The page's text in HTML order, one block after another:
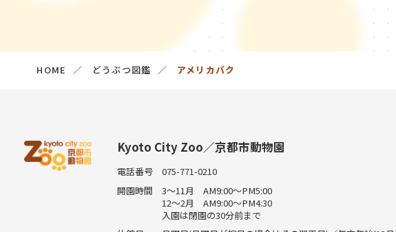
HOME どうぶつ図鑑 アメリカバク
Kyoto City Zoo／京都市動物園
電話番号
075-771-0210
開園時間
3～11月 AM9:00～PM5:00
12～2月 AM9:00～PM4:30
入園は閉園の30分前まで